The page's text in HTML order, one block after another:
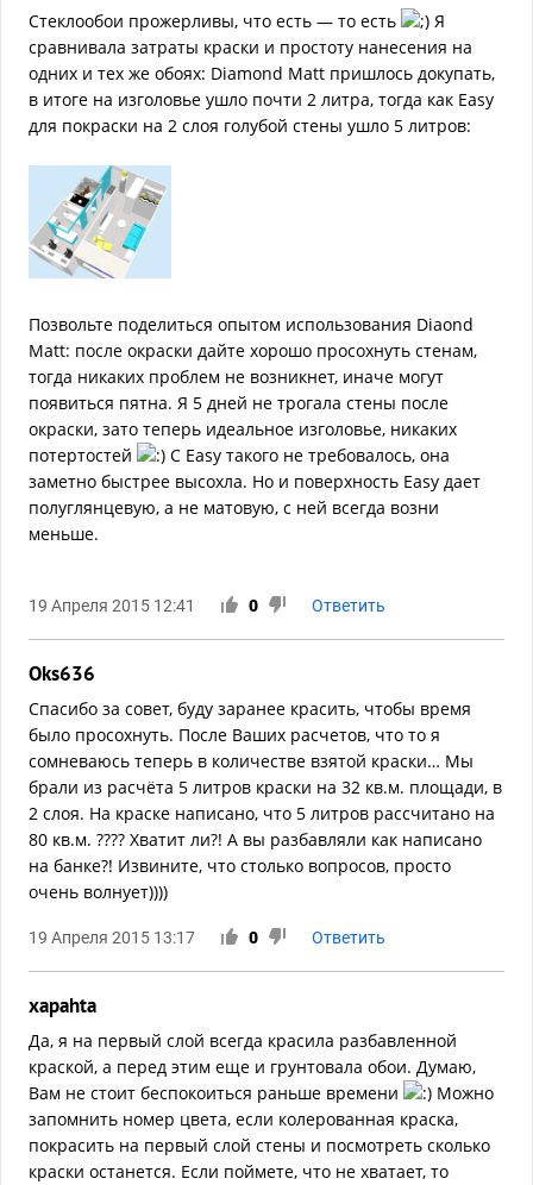
Стеклообои прожерливы, что есть — то есть
Я
сравнивала затраты краски и простоту нанесения на
одних и тех же обоях: Diamond Matt пришлось докупать,
в итоге на изголовье ушло почти 2 литра, тогда как Easy
для покраски на 2 слоя голубой стены ушло 5 литров:
Позвольте поделиться опытом использования Diaond
Matt: после окраски дайте хорошо просохнуть стенам,
тогда никаких проблем не возникнет, иначе могут
появиться пятна. Я 5 дней не трогала стены после
окраски, зато теперь идеальное изголовье, никаких
потертостей
С Easy такого не требовалось, она
заметно быстрее высохла. Но и поверхность Easy дает
полуглянцевую, а не матовую, с ней всегда возни
меньше.
19 Апреля 2015 12:41 0 Ответить
Oks636
Спасибо за совет, буду заранее красить, чтобы время
было просохнуть. После Ваших расчетов, что то я
сомневаюсь теперь в количестве взятой краски… Мы
брали из расчёта 5 литров краски на 32 кв.м. площади, в
2 слоя. На краске написано, что 5 литров рассчитано на
80 кв.м. ???? Хватит ли?! А вы разбавляли как написано
на банке?! Извините, что столько вопросов, просто
очень волнует))))
19 Апреля 2015 13:17 0 Ответить
xapahta
Да, я на первый слой всегда красила разбавленной
краской, а перед этим еще и грунтовала обои. Думаю,
Вам не стоит беспокоиться раньше времени
Можно
запомнить номер цвета, если колерованная краска,
покрасить на первый слой стены и посмотреть сколько
краски останется. Если поймете, что не хватает, то